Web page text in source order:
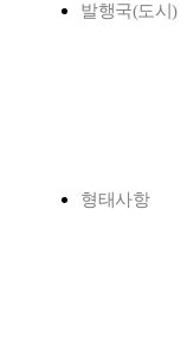
발행국(도시)
형태사항